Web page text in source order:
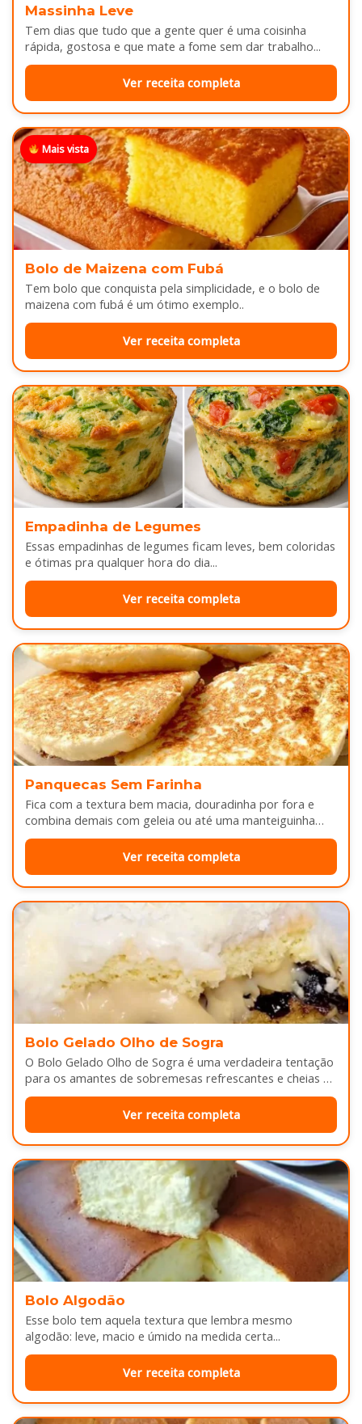
Massinha Leve
Tem dias que tudo que a gente quer é uma coisinha
rápida, gostosa e que mate a fome sem dar trabalho...
Ver receita completa
Mais vista
Bolo de Maizena com Fubá
Tem bolo que conquista pela simplicidade, e o bolo de
maizena com fubá é um ótimo exemplo..
Ver receita completa
Empadinha de Legumes
Essas empadinhas de legumes ficam leves, bem coloridas
e ótimas pra qualquer hora do dia...
Ver receita completa
Panquecas Sem Farinha
Fica com a textura bem macia, douradinha por fora e
combina demais com geleia ou até uma manteiguinha
derretendo por cima...
Ver receita completa
Bolo Gelado Olho de Sogra
O Bolo Gelado Olho de Sogra é uma verdadeira tentação
para os amantes de sobremesas refrescantes e cheias de
sabor...
Ver receita completa
Bolo Algodão
Esse bolo tem aquela textura que lembra mesmo
algodão: leve, macio e úmido na medida certa...
Ver receita completa